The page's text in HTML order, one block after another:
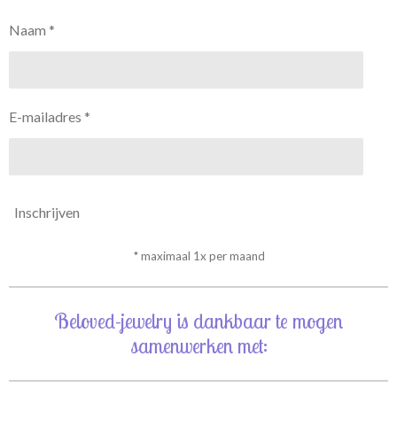
Naam *
E-mailadres *
Inschrijven
* maximaal 1x per maand
Beloved-jewelry is dankbaar te mogen
samenwerken met: